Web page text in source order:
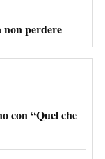
perdere
con “Quel che